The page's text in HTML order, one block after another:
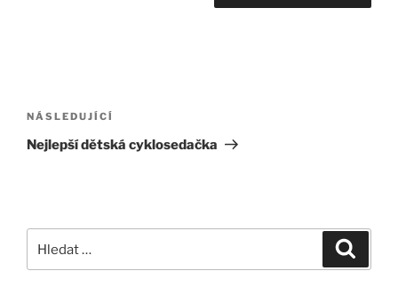
pro
příspěvek
Následující
příspěvek
NÁSLEDUJÍCÍ
Nejlepší dětská cyklosedačka